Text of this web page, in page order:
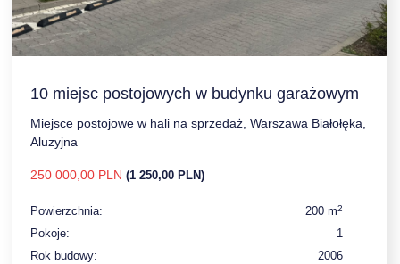
10 miejsc postojowych w budynku garażowym
Miejsce postojowe w hali na sprzedaż, Warszawa Białołęka,
Aluzyjna
250 000,00 PLN (1 250,00 PLN)
Powierzchnia: 200 m2
Pokoje:
1
Rok budowy:
2006